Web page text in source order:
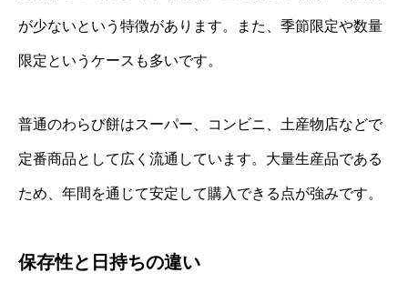
が少ないという特徴があります。また、季節限定や数量
限定というケースも多いです。
普通のわらび餅はスーパー、コンビニ、土産物店などで
定番商品として広く流通しています。大量生産品である
ため、年間を通じて安定して購入できる点が強みです。
保存性と日持ちの違い